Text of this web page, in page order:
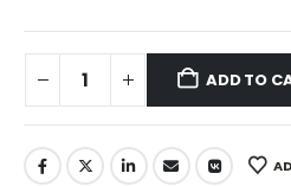
ADD TO